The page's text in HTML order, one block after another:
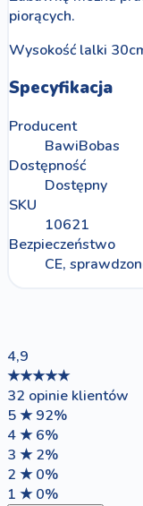
piorących.
Wysokość lalki
Specyfikacja
Producent
BawiBobas
Dostępność
Dostępny
SKU
10621
Bezpieczeństwo
CE,
4,9
★★★★★
32 opinie klientów
5 ★ 92%
4 ★ 6%
3 ★ 2%
2 ★ 0%
1 ★ 0%